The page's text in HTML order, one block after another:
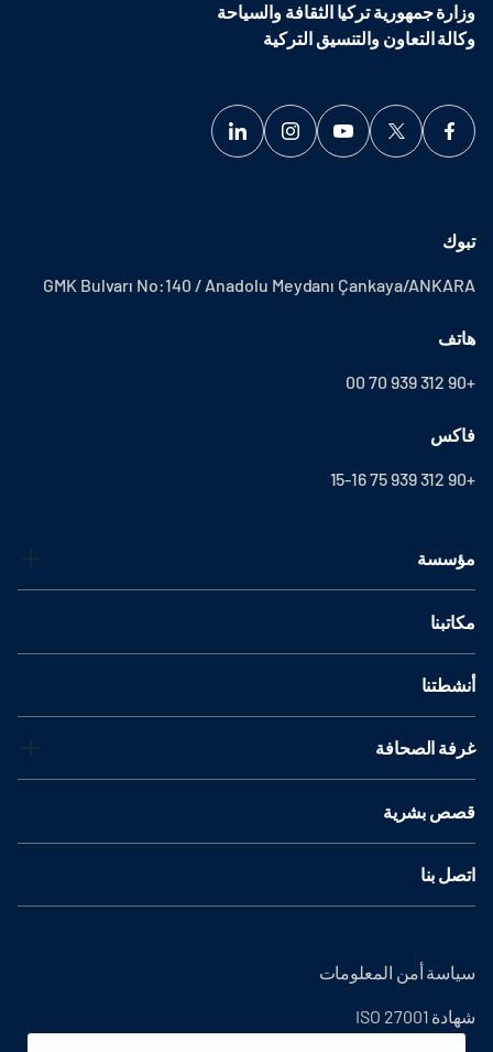
وزارة جمهورية تركيا الثقافة والسياحة
وكالة التعاون والتنسيق التركية
تبوك
GMK Bulvarı No:140 / Anadolu Meydanı Çankaya/ANKARA
هاتف
+90 312 939 70 00
فاكس
+90 312 939 75 15-16
مؤسسة
مكاتبنا
أنشطتنا
غرفة الصحافة
قصص بشرية
اتصل بنا
سياسة أمن المعلومات
شهادة ISO 27001